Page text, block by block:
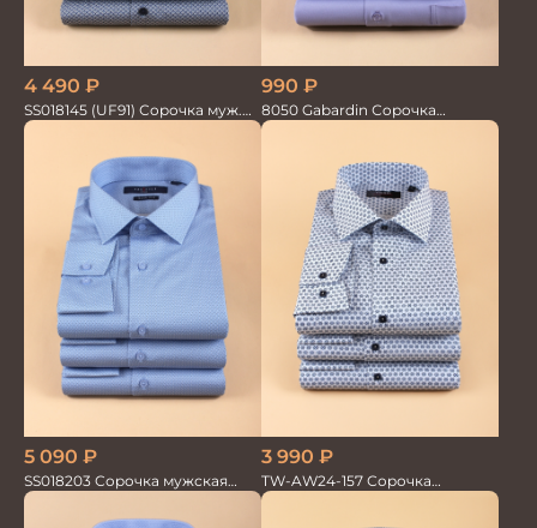
4 490 ₽
SS018145 (UF91) Сорочка муж.
кр.рук. GROSTYLE PRIME
990 ₽
8050 Gabardin Сорочка
мужская кор.рукав
5 090 ₽
SS018203 Сорочка мужская
GROSTYLE PRIME
3 990 ₽
TW-AW24-157 Сорочка
мужская